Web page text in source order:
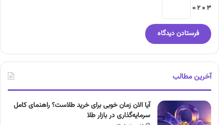
3 × 2 =
آخرین مطالب
آیا الان زمان خوبی برای خرید طلاست؟ راهنمای کامل
سرمایه‌گذاری در بازار طلا